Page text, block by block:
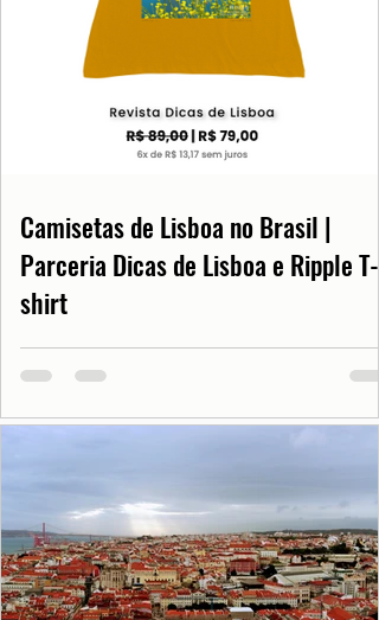
Camisetas de Lisboa no Brasil |
Parceria Dicas de Lisboa e Ripple T-
shirt